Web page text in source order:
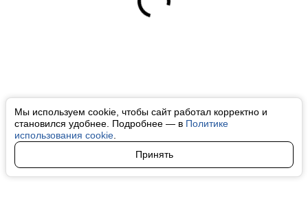
Мы используем cookie, чтобы сайт работал корректно и
становился удобнее. Подробнее — в Политике
использования cookie
Принять